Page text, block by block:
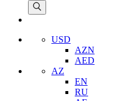
USD
AZN
AED
AZ
EN
RU